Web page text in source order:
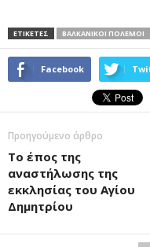
ΕΤΙΚΕΤΕΣ ΒΑΛΚΑΝΙΚΟΊ ΠΌΛΕΜΟΙ
Facebook
Προηγούμενο άρθρο
Το έπος της
αναστήλωσης της
εκκλησίας του Αγίου
Δημητρίου